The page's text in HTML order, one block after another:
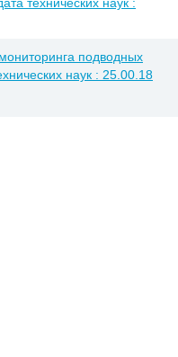
подводных
наук : 25.00.18